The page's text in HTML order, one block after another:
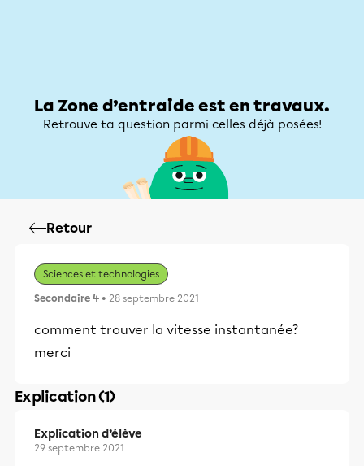
La Zone d’entraide est en travaux.
Retrouve ta question parmi celles déjà posées!
Retour
Sciences et technologies
Secondaire 4 • 28 septembre 2021
comment trouver la vitesse instantanée?
merci
Explication (1)
Explication d’élève
29 septembre 2021